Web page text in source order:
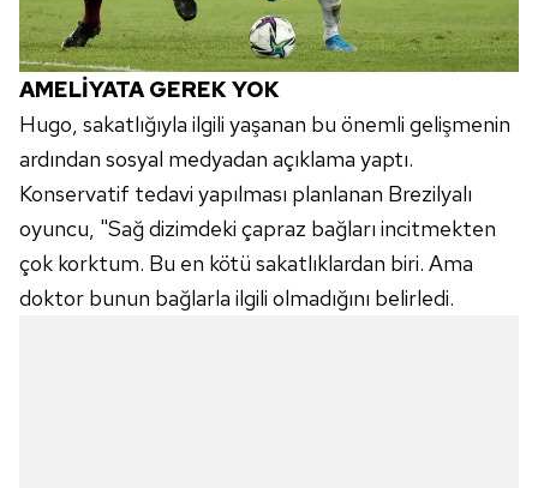
AMELİYATA GEREK YOK
Hugo, sakatlığıyla ilgili yaşanan bu önemli gelişmenin
ardından sosyal medyadan açıklama yaptı.
Konservatif tedavi yapılması planlanan Brezilyalı
oyuncu, "Sağ dizimdeki çapraz bağları incitmekten
çok korktum. Bu en kötü sakatlıklardan biri. Ama
doktor bunun bağlarla ilgili olmadığını belirledi.